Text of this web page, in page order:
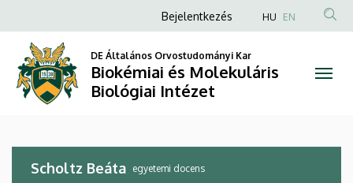
Beáta
Biokémiai
és
a
tartalomra
Anonim
fiók
menüje
Bejelentkezés HU EN
DE Általános Orvostudományi Kar
Biokémiai és Molekuláris
Biológiai Intézet
Scholtz Beáta egyetemi docens